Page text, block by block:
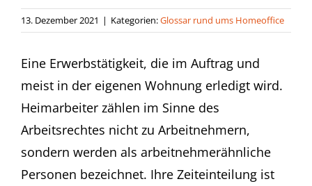
13. Dezember 2021 | Kategorien:Glossar rund ums Homeoffice
Eine Erwerbstätigkeit, die im Auftrag und
meist in der eigenen Wohnung erledigt wird.
Heimarbeiter zählen im Sinne des
Arbeitsrechtes nicht zu Arbeitnehmern,
sondern werden als arbeitnehmerähnliche
Personen bezeichnet. Ihre Zeiteinteilung ist